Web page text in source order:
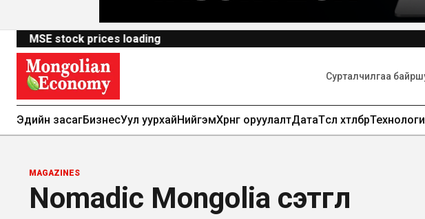
MSE stock prices loading
Эдийн засагБизнесУул уурхайНийгэмХөрөнгө оруулалтДатаТөсөл хөтөлбөрТехнологи
MAGAZINES
Nomadic Mongolia сэтгүүл